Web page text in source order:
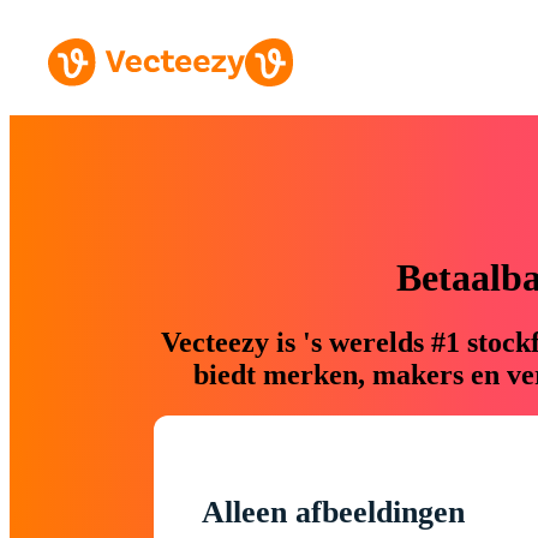
Vecteezy is 's werelds #1
biedt merken, makers en
Alleen afbeeldingen